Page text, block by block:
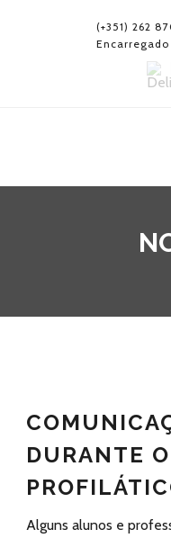
(+351) 262
DURANTE
Alguns alunos e